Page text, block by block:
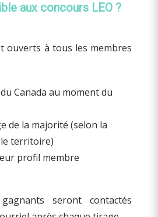
aux concours LEO ?
ouverts à tous les membres
Canada au moment du
de la majorité (selon la
territoire)
profil membre
seront contactés